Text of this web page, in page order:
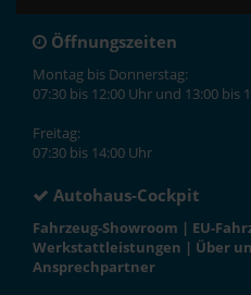
Öffnungszeiten
Montag bis Donnerstag:
07:30 bis 12:00 Uhr und 13:00 bis
Freitag:
07:30 bis 14:00 Uhr
Autohaus-Cockpit
Fahrzeug-Showroom | EU-
Werkstattleistungen | Über
Ansprechpartner